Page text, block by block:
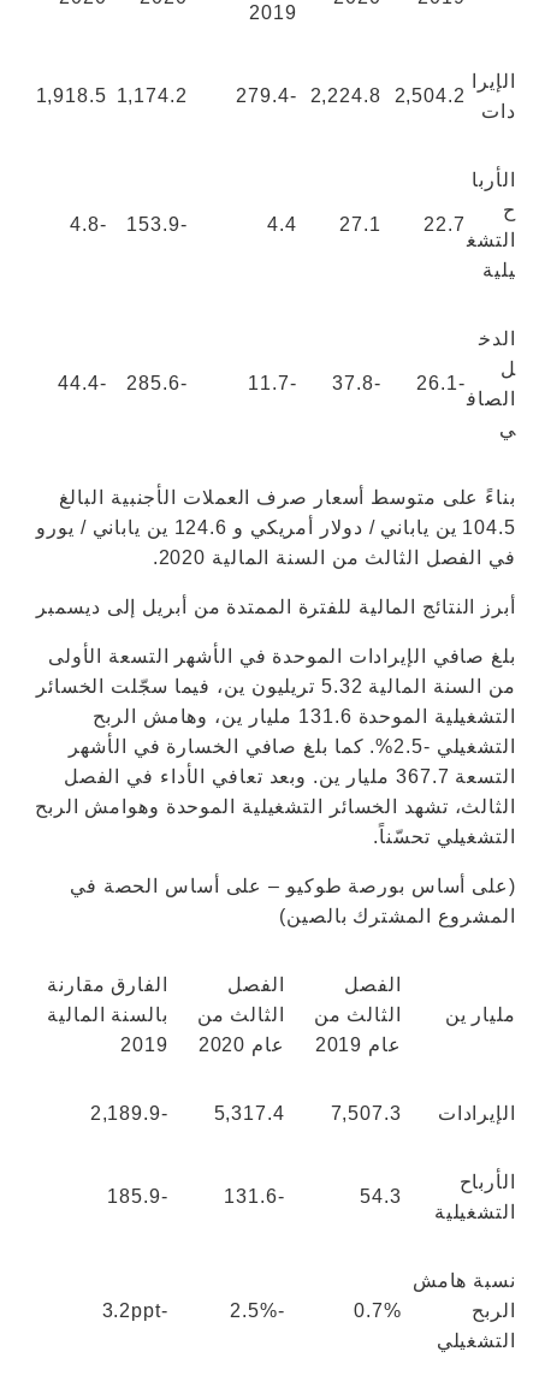
2019
الإيرا
دات
2,504.2
2,224.8
-279.4
1,174.2
1,918.5
الأربا
ح
التشغ
يلية
22.7
27.1
4.4
-153.9
-4.8
الدخ
ل
الصاف
ي
-26.1
-37.8
-11.7
-285.6
-44.4
بناءً على متوسط ​​أسعار صرف العملات الأجنبية البالغ
104.5 ين ياباني / دولار أمريكي و 124.6 ين ياباني / يورو
في الفصل الثالث من السنة المالية 2020.
أبرز النتائج المالية للفترة الممتدة من أبريل إلى ديسمبر
بلغ صافي الإيرادات الموحدة في الأشهر التسعة الأولى
من السنة المالية 5.32 تريليون ين، فيما سجّلت الخسائر
التشغيلية الموحدة 131.6 مليار ين، وهامش الربح
التشغيلي -2.5%. كما بلغ صافي الخسارة في الأشهر
التسعة 367.7 مليار ين. وبعد تعافي الأداء في الفصل
الثالث، تشهد الخسائر التشغيلية الموحدة وهوامش الربح
التشغيلي تحسّناً.
(على أساس بورصة طوكيو – على أساس الحصة في
المشروع المشترك بالصين)
مليار ين
الفصل
الثالث من
عام 2019
الفصل
الثالث من
عام 2020
الفارق مقارنة
بالسنة المالية
2019
الإيرادات 7,507.3
5,317.4
-2,189.9
الأرباح
التشغيلية
54.3
-131.6
-185.9
نسبة هامش
الربح
التشغيلي
0.7%
-2.5%
-3.2ppt